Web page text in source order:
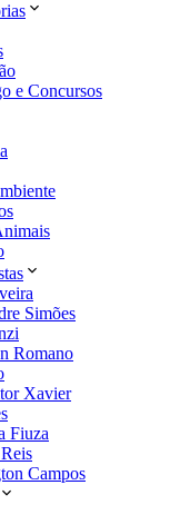
e Concursos
Simões
Romano
Xavier
Fiuza
Campos